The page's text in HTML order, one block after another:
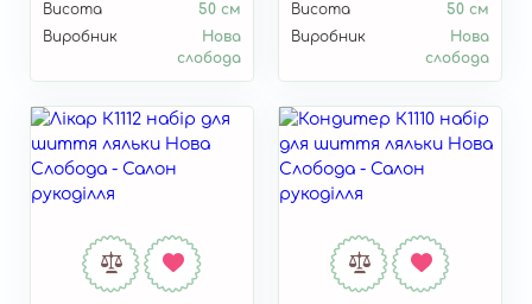
Висота
50 см
Виробник
Нова
слобода
Висота
50 см
Виробник
Нова
слобода